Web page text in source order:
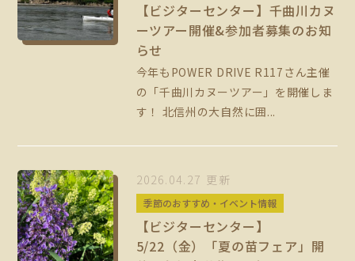
【ビジターセンター】千曲川カヌ
ーツアー開催&参加者募集のお知
らせ
今年もPOWER DRIVE R117さん主催
の「千曲川カヌーツアー」を開催しま
す！ 北信州の大自然に囲...
2026.04.27 更新
季節のおすすめ・イベント情報
【ビジターセンター】
5/22（金）「夏の苗フェア」開